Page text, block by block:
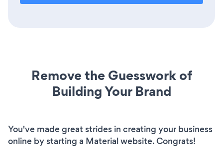
Remove the Guesswork of
Building Your Brand
You've made great strides in creating your business
online by starting a Material website. Congrats!